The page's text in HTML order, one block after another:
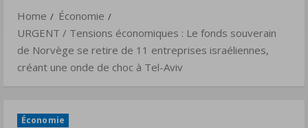
se
retire
de
11
créant
Home
Économie
URGENT / Tensions économiques : Le fonds souverain
de Norvège se retire de 11 entreprises israéliennes,
créant une onde de choc à Tel-Aviv
Économie